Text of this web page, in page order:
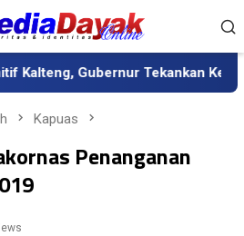
Tekankan Kerja Keras dan
Kapuas
Penanganan